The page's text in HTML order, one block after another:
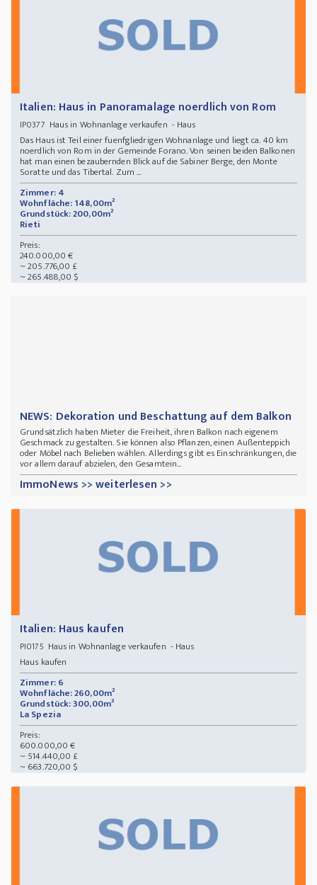
Italien: Haus in Panoramalage noerdlich von Rom
IP0377 Haus in Wohnanlage verkaufen - Haus
Das Haus ist Teil einer fuenfgliedrigen Wohnanlage und liegt ca. 40 km
noerdlich von Rom in der Gemeinde Forano. Von seinen beiden Balkonen
hat man einen bezaubernden Blick auf die Sabiner Berge, den Monte
Soratte und das Tibertal. Zum ...
Zimmer: 4
Wohnfläche: 148,00m²
Grundstück: 200,00m²
Rieti
Preis:
240.000,00 €
~ 205.776,00 £
~ 265.488,00 $
NEWS: Dekoration und Beschattung auf dem Balkon
Grundsätzlich haben Mieter die Freiheit, ihren Balkon nach eigenem
Geschmack zu gestalten. Sie können also Pflanzen, einen Außenteppich
oder Möbel nach Belieben wählen. Allerdings gibt es Einschränkungen, die
vor allem darauf abzielen, den Gesamtein...
ImmoNews >> weiterlesen >>
Italien: Haus kaufen
PI0175 Haus in Wohnanlage verkaufen - Haus
Haus kaufen
Zimmer: 6
Wohnfläche: 260,00m²
Grundstück: 300,00m²
La Spezia
Preis:
600.000,00 €
~ 514.440,00 £
~ 663.720,00 $